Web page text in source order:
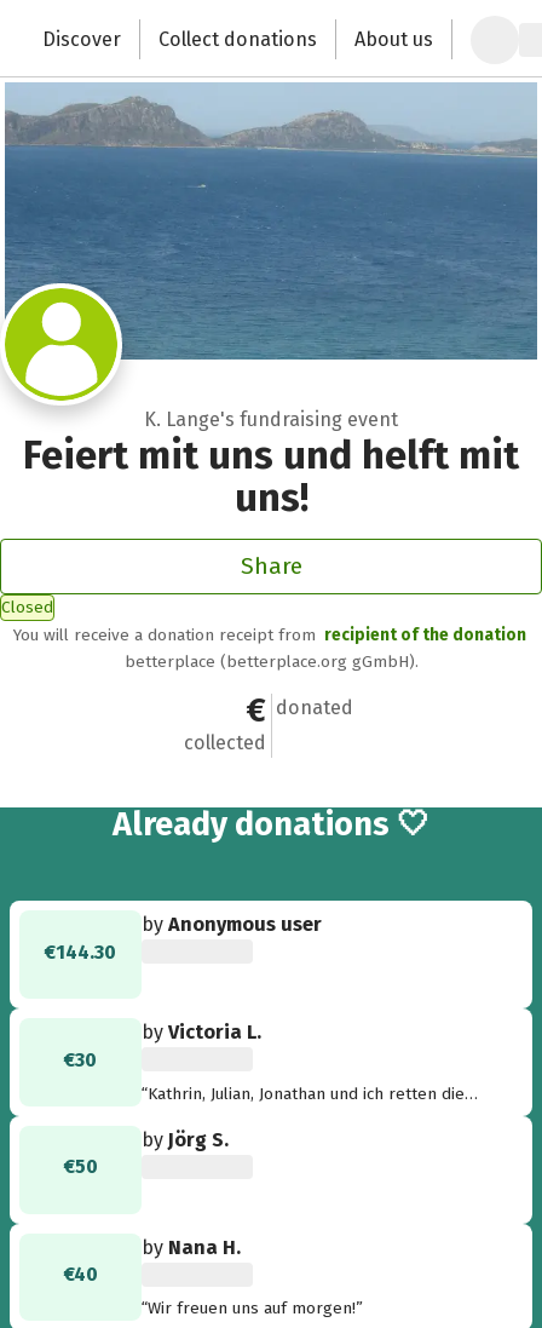
Change the world with your donation
Discover Collect donations About us
K. Lange's fundraising event
Feiert mit uns und helft mit
uns!
Share
Closed
You will receive a donation receipt from recipient of the donation
betterplace (betterplace.org gGmbH).
€2,000.03
collected
36
donated
Already 36
donations 🤍
€144.30
byAnonymous user
€30
byVictoria L.
“Kathrin, Julian, Jonathan und ich retten die
€50
by Jörg S.
€40
by Nana H.
“Wir freuen uns auf morgen!”